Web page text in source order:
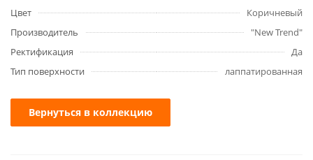
Цвет
Коричневый
Производитель
"New Trend"
Ректификация
Да
Тип поверхности
лаппатированная
Вернуться в коллекцию